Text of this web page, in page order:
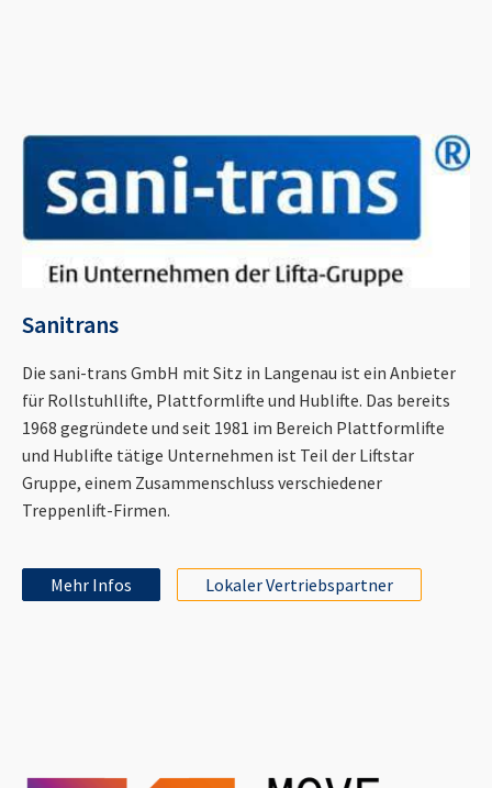
Sanitrans
Die sani-trans GmbH mit Sitz in Langenau ist ein Anbieter
für Rollstuhllifte, Plattformlifte und Hublifte. Das bereits
1968 gegründete und seit 1981 im Bereich Plattformlifte
und Hublifte tätige Unternehmen ist Teil der Liftstar
Gruppe, einem Zusammenschluss verschiedener
Treppenlift-Firmen.
Mehr Infos Lokaler Vertriebspartner